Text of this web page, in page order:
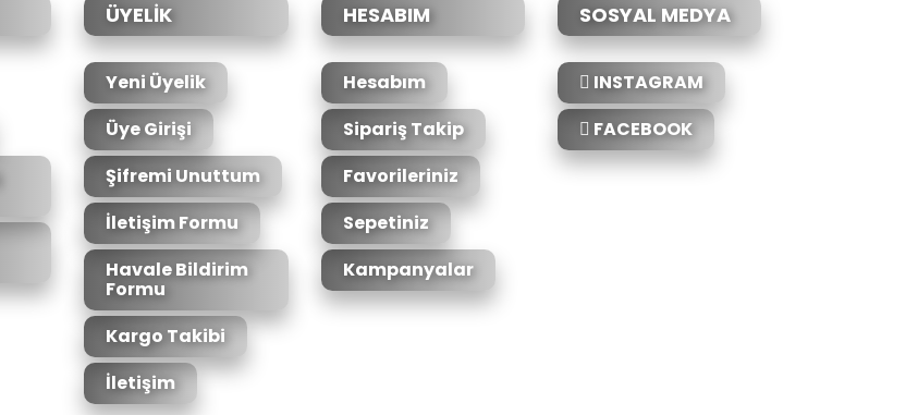
ÜYELİK
Yeni Üyelik
Üye Girişi
Şifremi Unuttum
İletişim Formu
Havale Bildirim
Formu
Kargo Takibi
İletişim
HESABIM
Hesabım
Sipariş Takip
Favorileriniz
Sepetiniz
Kampanyalar
SOSYAL MEDYA
INSTAGRAM
FACEBOOK